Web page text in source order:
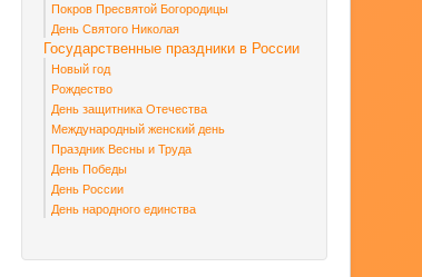
Покров Пресвятой Богородицы
День Святого Николая
Государственные праздники в России
Новый год
Рождество
День защитника Отечества
Международный женский день
Праздник Весны и Труда
День Победы
День России
День народного единства